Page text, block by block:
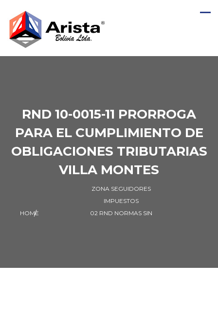
RND 10-0015-11 PRORROGA
PARA EL CUMPLIMIENTO DE
OBLIGACIONES TRIBUTARIAS
VILLA MONTES
HOME
ZONA SEGUIDORES
IMPUESTOS
02 RND NORMAS SIN